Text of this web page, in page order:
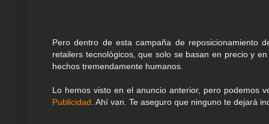
Pero dentro de esta campaña de
retailers tecnológicos, que solo se basan en precio y
hechos tremendamente humanos.
Lo hemos visto en el anuncio anterior, pero podemos
Publicidad . Ahí van. Te aseguro que ninguno te dejará